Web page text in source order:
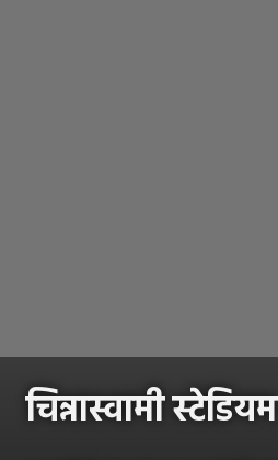
चिन्नास्वामी स्टेडियम